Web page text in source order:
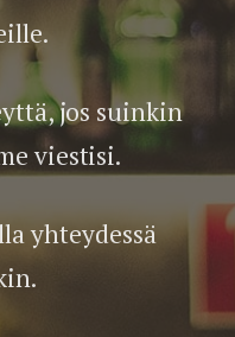
jos suinkin
viestisi.
yhteydessä